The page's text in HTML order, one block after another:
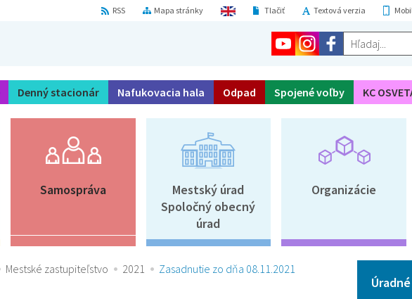
Textová verzia
Tlačiť
Mapa stránky
RSS
Hľadaj...
Denný stacionár Nafukovacia hala Odpad Spojené voľby KC
Samospráva
Mestský úrad
Spoločný obecný
úrad
Organizácie
Mestské zastupiteľstvo 2021 Zasadnutie zo dňa 08.11.2021